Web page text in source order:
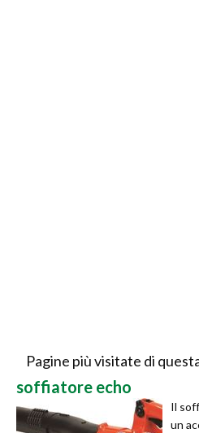
Pagine più visitate di
soffiatore echo
Il
un